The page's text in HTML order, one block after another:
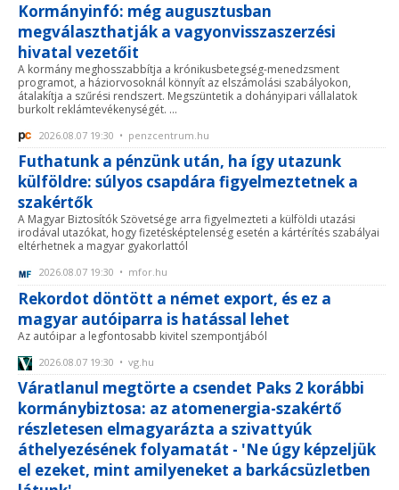
Kormányinfó: még augusztusban
megválaszthatják a vagyonvisszaszerzési
hivatal vezetőit
A kormány meghosszabbítja a krónikusbetegség-menedzsment
programot, a háziorvosoknál könnyít az elszámolási szabályokon,
átalakítja a szűrési rendszert. Megszüntetik a dohányipari vállalatok
burkolt reklámtevékenységét. ...
2026.08.07 19:30 • penzcentrum.hu
Futhatunk a pénzünk után, ha így utazunk
külföldre: súlyos csapdára figyelmeztetnek a
szakértők
A Magyar Biztosítók Szövetsége arra figyelmezteti a külföldi utazási
irodával utazókat, hogy fizetésképtelenség esetén a kártérítés szabályai
eltérhetnek a magyar gyakorlattól
2026.08.07 19:30 • mfor.hu
Rekordot döntött a német export, és ez a
magyar autóiparra is hatással lehet
Az autóipar a legfontosabb kivitel szempontjából
2026.08.07 19:30 • vg.hu
Váratlanul megtörte a csendet Paks 2 korábbi
kormánybiztosa: az atomenergia-szakértő
részletesen elmagyarázta a szivattyúk
áthelyezésének folyamatát - 'Ne úgy képzeljük
el ezeket, mint amilyeneket a barkácsüzletben